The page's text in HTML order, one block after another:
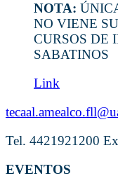
NOTA:
NO VIENE
CURSOS DE
SABATINOS
Link
Tel. 4421921200
EVENTOS